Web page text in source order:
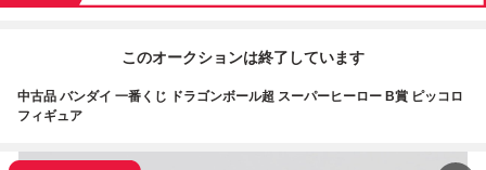
このオークションは終了しています
中古品 バンダイ 一番くじ ドラゴンボール超 スーパーヒーロー B賞 ピッコロ
フィギュア